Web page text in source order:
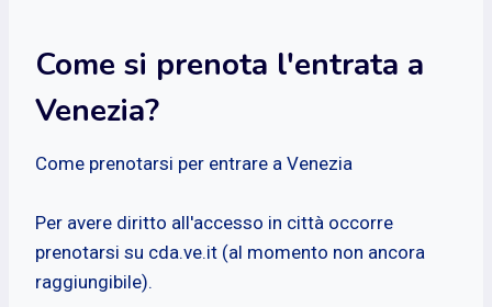
Come si prenota l'entrata a
Venezia?
Come prenotarsi per entrare a Venezia
Per avere diritto all'accesso in città occorre
prenotarsi su cda.ve.it (al momento non ancora
raggiungibile).